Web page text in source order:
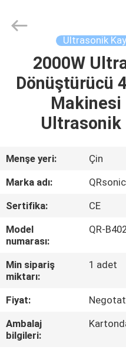
ÜRÜNLER
FABRIKA
KALITE
BIZE
ULAŞIN
Equipment
Co.,Ltd.
Ultrasonik
2000W
Dönüştürücü
Makinesi
Ultrasonik
Menşe yeri:
Çin
Marka adı:
QRsonic
Sertifika:
CE
Model
numarası:
QR-
Min sipariş
miktarı:
1 adet
Fiyat:
Ambalaj
bilgileri: